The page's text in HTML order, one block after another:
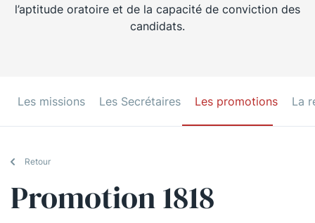
l’aptitude oratoire et de la capacité de conviction des
candidats.
Les missions Les Secrétaires Les promotions La
Retour
Promotion 1818